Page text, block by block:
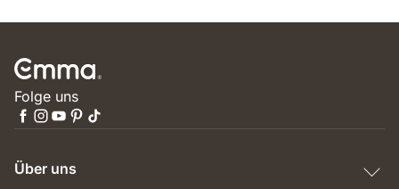
Folge uns
Über uns